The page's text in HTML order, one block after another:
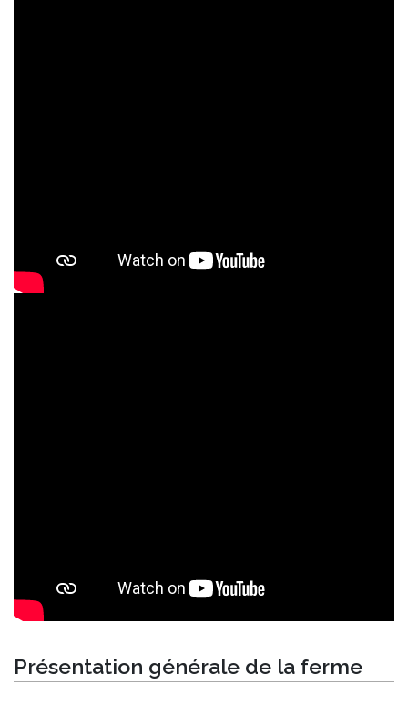
Présentation générale de la ferme